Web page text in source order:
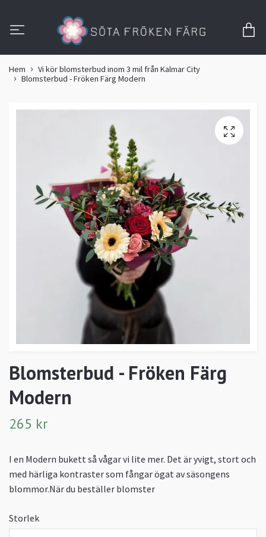
Hem
Vi kör blomsterbud inom 3 mil från Kalmar City
Blomsterbud - Fröken Färg Modern
Blomsterbud - Fröken Färg
Modern
265 kr
I en Modern bukett så vågar vi lite mer. Det är yvigt, stort och
med härliga kontraster som fångar ögat av säsongens
blommor.När du beställer blomster
Storlek